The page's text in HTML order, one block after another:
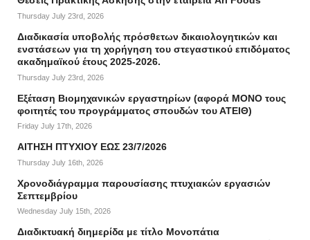
Thursday July 23rd, 2026
Διαδικασία υποβολής πρόσθετων δικαιολογητικών και
ενστάσεων για τη χορήγηση του στεγαστικού επιδόματος
ακαδημαϊκού έτους 2025-2026.
Thursday July 23rd, 2026
Εξέταση Βιομηχανικών εργαστηρίων (αφορά ΜΟΝΟ τους
φοιτητές του προγράμματος σπουδών του ΑΤΕΙΘ)
Friday July 17th, 2026
ΑΙΤΗΣΗ ΠΤΥΧΙΟΥ ΕΩΣ 23/7/2026
Thursday July 16th, 2026
Χρονοδιάγραμμα παρουσίασης πτυχιακών εργασιών
Σεπτεμβρίου
Wednesday July 15th, 2026
Διαδικτυακή διημερίδα με τίτλο Μονοπάτια